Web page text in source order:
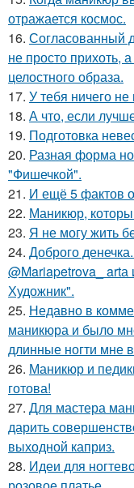
отражается космос.
16. Согласованный
не просто прихоть,
целостного образа.
17. У тебя ничего не
18. А что, если
19. Подготовка
20. Разная форма
"Фишечкой".
21. И ещё 5 фактов
22. Маникюр,
23. Я не могу жить
24. Доброго
@Mariapetrova_
Художник".
25. Недавно в
маникюра и было
длинные ногти мне
26. Маникюр и
готова!
27. Для мастера
дарить
выходной каприз.
28. Идеи для